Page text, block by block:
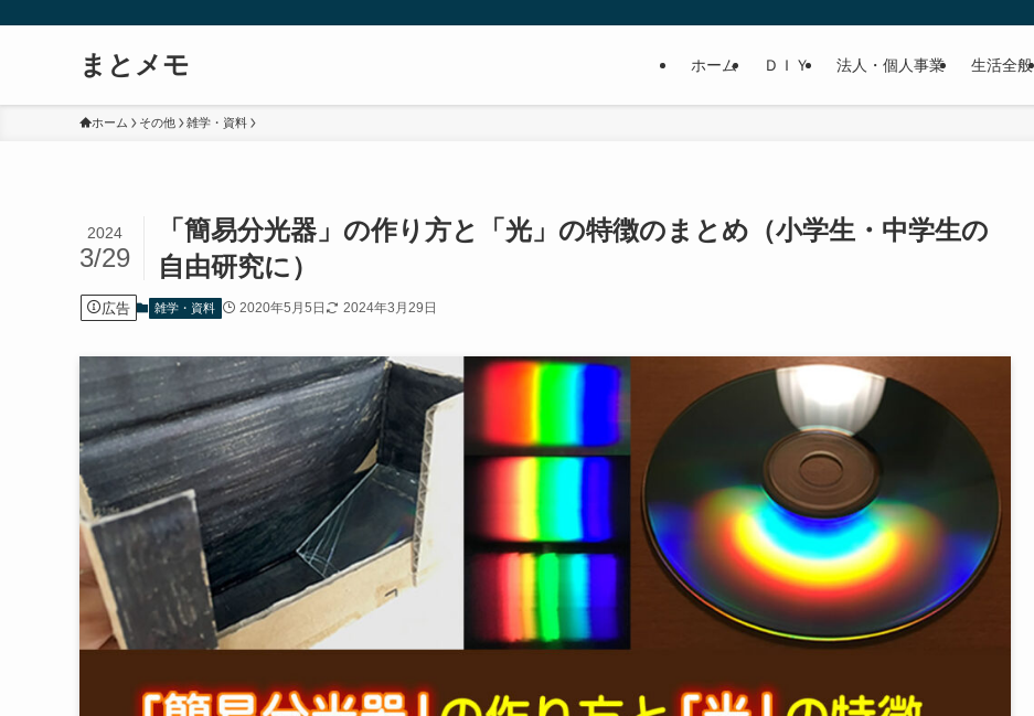
まとメモ ホーム ＤＩＹ 法人・個人事業 生活全般
ホーム その他 雑学・資料
「簡易分光器」の作り方と「光」の特徴のまとめ（小学生・中学生の
自由研究に）
2024
3/29
広告 雑学・資料 2020年5月5日 2024年3月29日